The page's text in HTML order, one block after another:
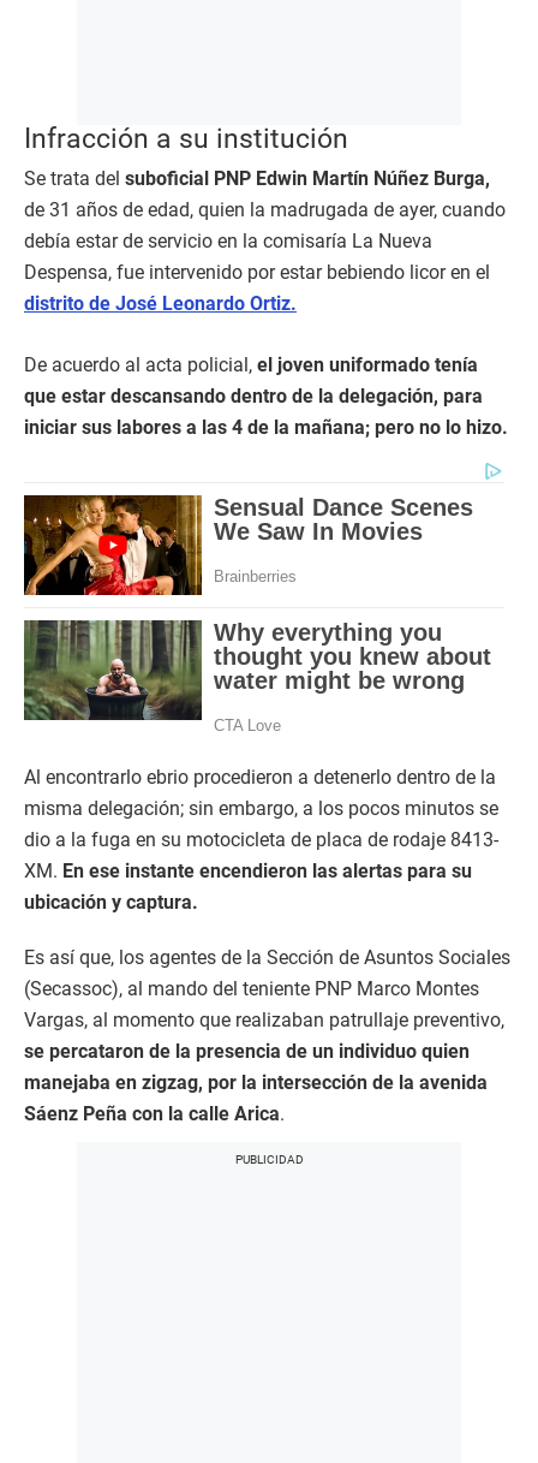
Infracción a su institución
Se trata del suboficial PNP Edwin Martín Núñez Burga,
de 31 años de edad, quien la madrugada de ayer, cuando
debía estar de servicio en la comisaría La Nueva
Despensa, fue intervenido por estar bebiendo licor en el
distrito de José Leonardo Ortiz.
De acuerdo al acta policial, el joven uniformado tenía
que estar descansando dentro de la delegación, para
iniciar sus labores a las 4 de la mañana; pero no lo hizo.
Al encontrarlo ebrio procedieron a detenerlo dentro de la
misma delegación; sin embargo, a los pocos minutos se
dio a la fuga en su motocicleta de placa de rodaje 8413-
XM. En ese instante encendieron las alertas para su
ubicación y captura.
Es así que, los agentes de la Sección de Asuntos Sociales
(Secassoc), al mando del teniente PNP Marco Montes
Vargas, al momento que realizaban patrullaje preventivo,
se percataron de la presencia de un individuo quien
manejaba en zigzag, por la intersección de la avenida
Sáenz Peña con la calle Arica.